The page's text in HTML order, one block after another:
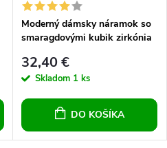
Moderný dámsky náramok so
smaragdovými kubik zirkónia
32,40 €
Skladom 1 ks
DO KOŠÍKA